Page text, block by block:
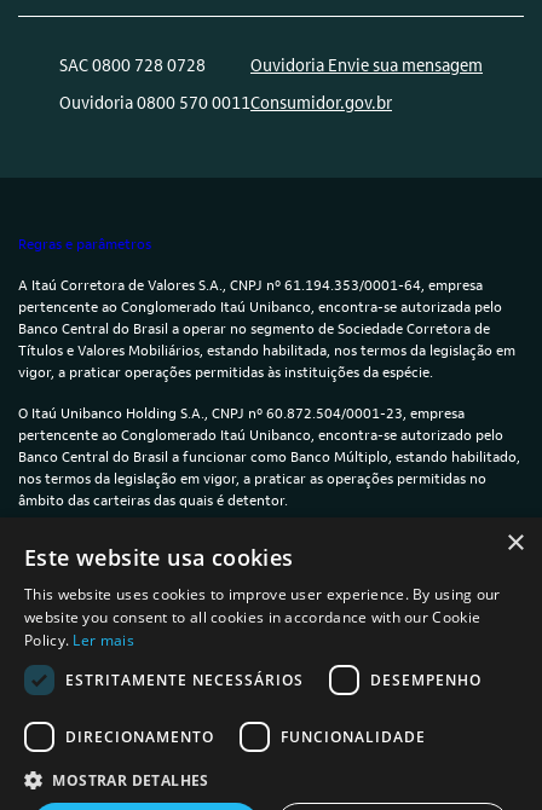
SAC 0800 728 0728
Ouvidoria 0800 570 0011
Ouvidoria Envie sua mensagem
Consumidor.gov.br
Regras e parâmetros
A Itaú Corretora de Valores S.A., CNPJ nº 61.194.353/0001-64, empresa
pertencente ao Conglomerado Itaú Unibanco, encontra-se autorizada pelo
Banco Central do Brasil a operar no segmento de Sociedade Corretora de
Títulos e Valores Mobiliários, estando habilitada, nos termos da legislação em
vigor, a praticar operações permitidas às instituições da espécie.
O Itaú Unibanco Holding S.A., CNPJ nº 60.872.504/0001-23, empresa
pertencente ao Conglomerado Itaú Unibanco, encontra-se autorizado pelo
Banco Central do Brasil a funcionar como Banco Múltiplo, estando habilitado,
nos termos da legislação em vigor, a praticar as operações permitidas no
âmbito das carteiras das quais é detentor.
Política de Privacidade e Cookies
Termos de uso
Informações sobre a plataforma íon
×
Este website usa cookies
This website uses cookies to improve user experience. By using our
website you consent to all cookies in accordance with our Cookie
Policy. Ler mais
ESTRITAMENTE NECESSÁRIOS
DESEMPENHO
DIRECIONAMENTO FUNCIONALIDADE
MOSTRAR DETALHES